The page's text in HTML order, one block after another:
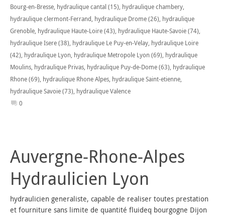
Bourg-en-Bresse, hydraulique cantal (15), hydraulique chambery,
hydraulique clermont-Ferrand, hydraulique Drome (26), hydraulique
Grenoble, hydraulique Haute-Loire (43), hydraulique Haute-Savoie (74),
hydraulique Isere (38), hydraulique Le Puy-en-Velay, hydraulique Loire
(42), hydraulique Lyon, hydraulique Metropole Lyon (69), hydraulique
Moulins, hydraulique Privas, hydraulique Puy-de-Dome (63), hydraulique
Rhone (69), hydraulique Rhone Alpes, hydraulique Saint-etienne,
hydraulique Savoie (73), hydraulique Valence
0
Auvergne-Rhone-Alpes
Hydraulicien Lyon
hydraulicien generaliste, capable de realiser toutes prestation
et fourniture sans limite de quantité fluideq bourgogne Dijon